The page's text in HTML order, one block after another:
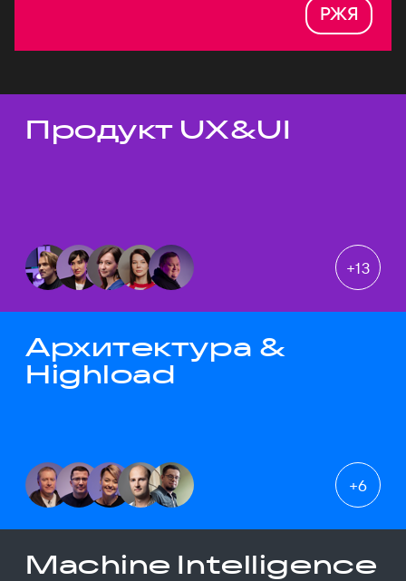
РЖЯ
Темы докладов
Продукт UX&UI
+13
Архитектура &
Highload
+6
Machine Intelligence